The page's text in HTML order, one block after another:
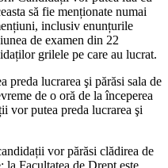
să fie menționate numai
inclusiv enunțurile
de examen din 22
grilele pe care au lucrat.
preda lucrarea şi părăsi sala de
de o oră de la începerea
vor putea preda lucrarea şi
vor părăsi clădirea de